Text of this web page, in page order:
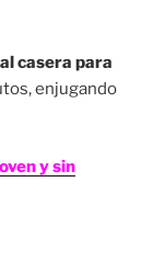
casera para
enjugando
y sin